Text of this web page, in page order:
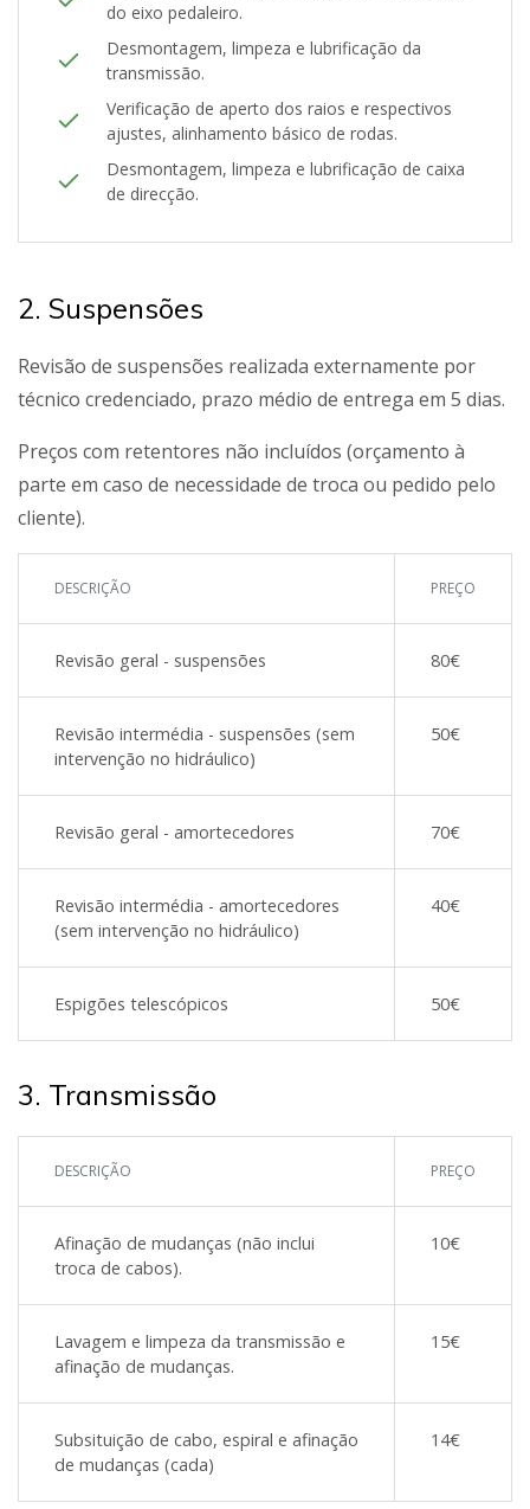
do eixo pedaleiro.
Desmontagem, limpeza e lubrificação da
transmissão.
Verificação de aperto dos raios e respectivos
ajustes, alinhamento básico de rodas.
Desmontagem, limpeza e lubrificação de caixa
de direcção.
2. Suspensões
Revisão de suspensões realizada externamente por
técnico credenciado, prazo médio de entrega em 5 dias.
Preços com retentores não incluídos (orçamento à
parte em caso de necessidade de troca ou pedido pelo
cliente).
DESCRIÇÃO PREÇO
Revisão geral - suspensões 80€
Revisão intermédia - suspensões (sem
intervenção no hidráulico)
50€
Revisão geral - amortecedores 70€
Revisão intermédia - amortecedores
(sem intervenção no hidráulico)
40€
Espigões telescópicos 50€
3. Transmissão
DESCRIÇÃO PREÇO
Afinação de mudanças (não inclui
troca de cabos).
10€
Lavagem e limpeza da transmissão e
afinação de mudanças.
15€
Subsituição de cabo, espiral e afinação
de mudanças (cada)
14€